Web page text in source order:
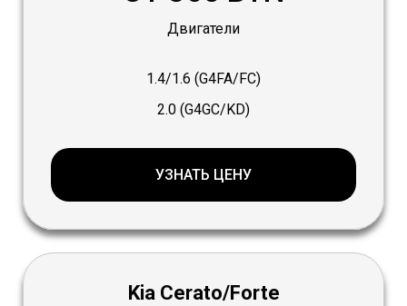
Двигатели
1.4/1.6 (G4FA/FC)
2.0 (G4GC/KD)
УЗНАТЬ ЦЕНУ
Kia Cerato/Forte